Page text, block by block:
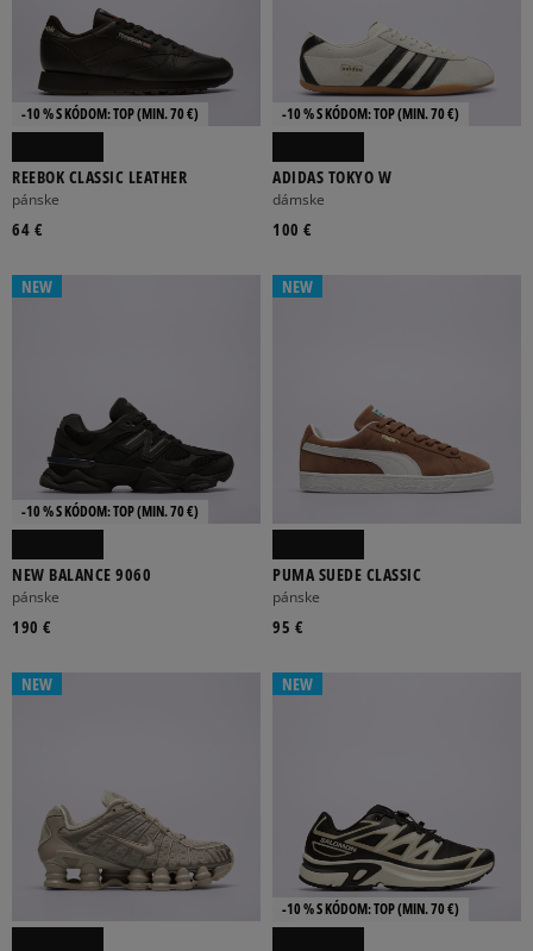
-10 % S KÓDOM: TOP (MIN. 70 €)
REEBOK CLASSIC LEATHER
pánske
64 €
-10 % S KÓDOM: TOP (MIN. 70 €)
ADIDAS TOKYO W
dámske
100 €
NEW
-10 % S KÓDOM: TOP (MIN. 70 €)
NEW BALANCE 9060
pánske
190 €
NEW
PUMA SUEDE CLASSIC
pánske
95 €
NEW NEW
-10 % S KÓDOM: TOP (MIN. 70 €)